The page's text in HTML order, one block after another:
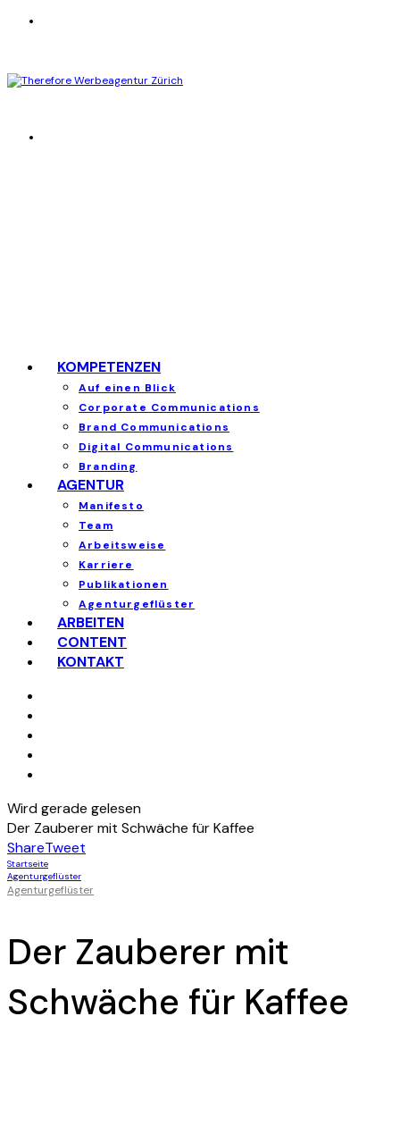
KOMPETENZEN
Auf einen Blick
Corporate Communications
Brand Communications
Digital Communications
Branding
AGENTUR
Manifesto
Team
Arbeitsweise
Karriere
Publikationen
Agenturgeflüster
ARBEITEN
CONTENT
KONTAKT
Wird gerade gelesen
Der Zauberer mit Schwäche für Kaffee
ShareTweet
Startseite
Agenturgeflüster
Agenturgeflüster
Der Zauberer mit
Schwäche für Kaffee